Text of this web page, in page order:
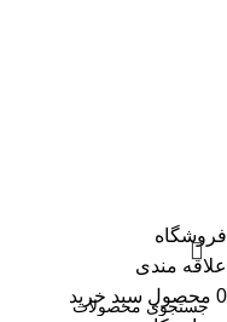
فروشگاه
علاقه مندی
0 محصول سبد خرید